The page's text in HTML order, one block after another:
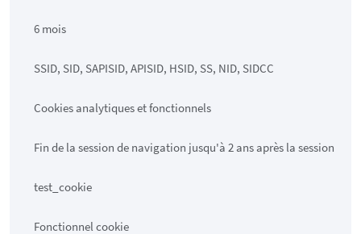
6 mois
SSID, SID, SAPISID, APISID, HSID, SS, NID, SIDCC
Cookies analytiques et fonctionnels
Fin de la session de navigation jusqu'à 2 ans après la session
test_cookie
Fonctionnel cookie